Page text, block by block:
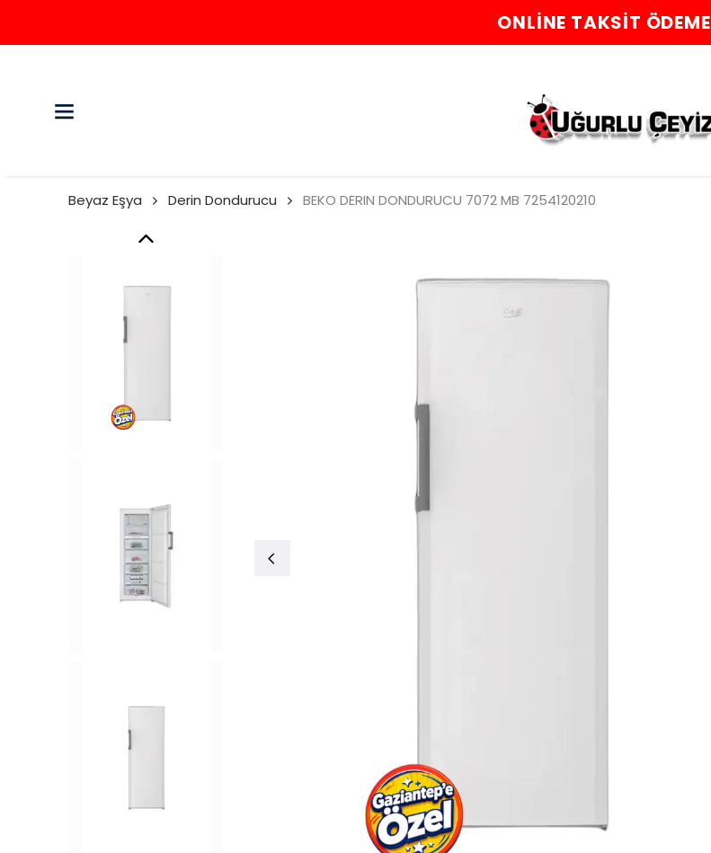
ONLINE TAKSIT ÖDEME
Beyaz Eşya Derin Dondurucu BEKO DERIN DONDURUCU 7072 MB 7254120210